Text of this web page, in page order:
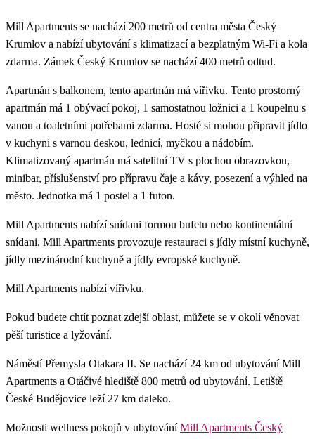
Mill Apartments se nachází 200 metrů od centra města Český
Krumlov a nabízí ubytování s klimatizací a bezplatným Wi-Fi a kola
zdarma. Zámek Český Krumlov se nachází 400 metrů odtud.
Apartmán s balkonem, tento apartmán má vířivku. Tento prostorný
apartmán má 1 obývací pokoj, 1 samostatnou ložnici a 1 koupelnu s
vanou a toaletními potřebami zdarma. Hosté si mohou připravit jídlo
v kuchyni s varnou deskou, lednicí, myčkou a nádobím.
Klimatizovaný apartmán má satelitní TV s plochou obrazovkou,
minibar, příslušenství pro přípravu čaje a kávy, posezení a výhled na
město. Jednotka má 1 postel a 1 futon.
Mill Apartments nabízí snídani formou bufetu nebo kontinentální
snídani. Mill Apartments provozuje restauraci s jídly místní kuchyně,
jídly mezinárodní kuchyně a jídly evropské kuchyně.
Mill Apartments nabízí vířivku.
Pokud budete chtít poznat zdejší oblast, můžete se v okolí věnovat
pěší turistice a lyžování.
Náměstí Přemysla Otakara II. Se nachází 24 km od ubytování Mill
Apartments a Otáčivé hlediště 800 metrů od ubytování. Letiště
České Budějovice leží 27 km daleko.
Možnosti wellness pokojů v ubytováníMill Apartments Český